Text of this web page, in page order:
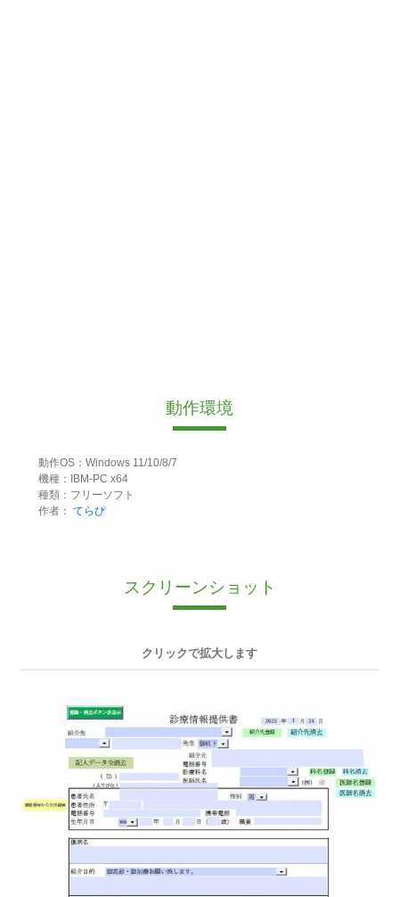
動作環境
動作OS：Windows 11/10/8/7
機種：IBM-PC x64
種類：フリーソフト
作者： てらぴ
スクリーンショット
クリックで拡大します